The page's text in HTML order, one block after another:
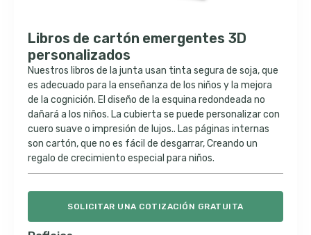
Libros de cartón emergentes 3D
personalizados
Nuestros libros de la junta usan tinta segura de soja, que
es adecuado para la enseñanza de los niños y la mejora
de la cognición. El diseño de la esquina redondeada no
dañará a los niños. La cubierta se puede personalizar con
cuero suave o impresión de lujos.. Las páginas internas
son cartón, que no es fácil de desgarrar, Creando un
regalo de crecimiento especial para niños.
SOLICITAR UNA COTIZACIÓN GRATUITA